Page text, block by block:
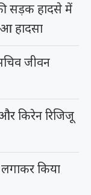
सड़क हादसे में
हादसा
जीवन
किरेन रिजिजू
किया